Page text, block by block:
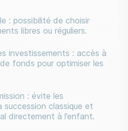
: possibilité de choisir
libres ou réguliers.
investissements : accès à
fonds pour optimiser les
: évite les
succession classique et
directement à l’enfant.